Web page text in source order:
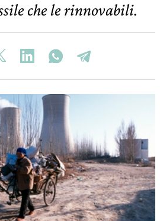
che le rinnovabili.